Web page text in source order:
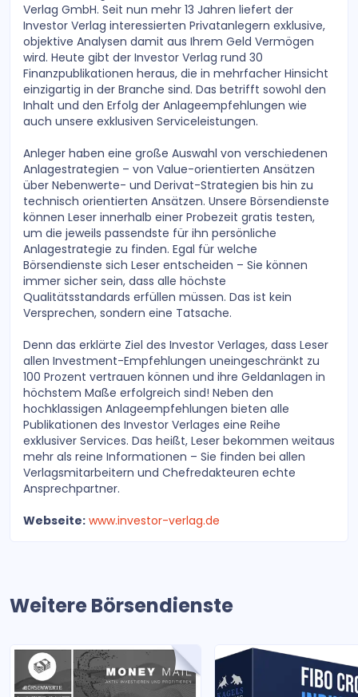
Verlag GmbH. Seit nun mehr 13 Jahren liefert der
Investor Verlag interessierten Privatanlegern exklusive,
objektive Analysen damit aus Ihrem Geld Vermögen
wird. Heute gibt der Investor Verlag rund 30
Finanzpublikationen heraus, die in mehrfacher Hinsicht
einzigartig in der Branche sind. Das betrifft sowohl den
Inhalt und den Erfolg der Anlageempfehlungen wie
auch unsere exklusiven Serviceleistungen.
Anleger haben eine große Auswahl von verschiedenen
Anlagestrategien – von Value-orientierten Ansätzen
über Nebenwerte- und Derivat-Strategien bis hin zu
technisch orientierten Ansätzen. Unsere Börsendienste
können Leser innerhalb einer Probezeit gratis testen,
um die jeweils passendste für ihn persönliche
Anlagestrategie zu finden. Egal für welche
Börsendienste sich Leser entscheiden – Sie können
immer sicher sein, dass alle höchste
Qualitätsstandards erfüllen müssen. Das ist kein
Versprechen, sondern eine Tatsache.
Denn das erklärte Ziel des Investor Verlages, dass Leser
allen Investment-Empfehlungen uneingeschränkt zu
100 Prozent vertrauen können und ihre Geldanlagen in
höchstem Maße erfolgreich sind! Neben den
hochklassigen Anlageempfehlungen bieten alle
Publikationen des Investor Verlages eine Reihe
exklusiver Services. Das heißt, Leser bekommen weitaus
mehr als reine Informationen – Sie finden bei allen
Verlagsmitarbeitern und Chefredakteuren echte
Ansprechpartner.
Webseite: www.investor-verlag.de
Weitere Börsendienste